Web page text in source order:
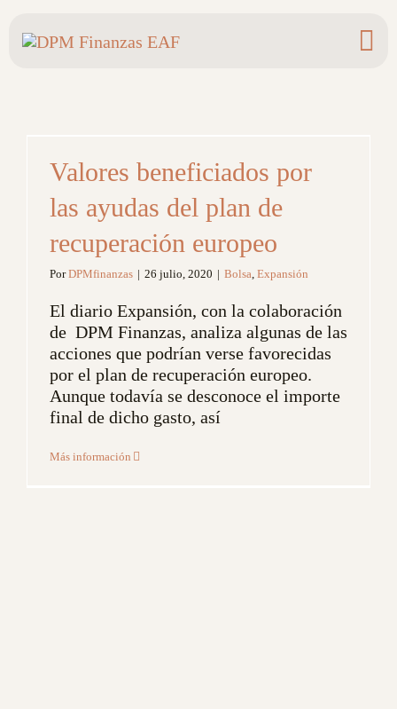
contenido
Valores beneficiados por
las ayudas del plan de
recuperación europeo
PorDPMfinanzas | 26 julio, 2020 | Bolsa, Expansión
El diario Expansión, con la colaboración
de DPM Finanzas, analiza algunas de las
acciones que podrían verse favorecidas
por el plan de recuperación europeo.
Aunque todavía se desconoce el importe
final de dicho gasto, así
Más información